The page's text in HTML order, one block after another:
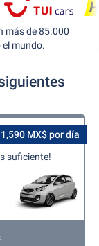
más de 85.000
mundo.
MX$ por día
suficiente!